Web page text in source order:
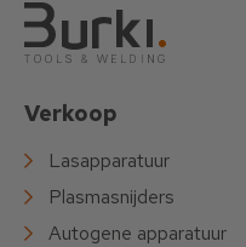
Verkoop
Lasapparatuur
Plasmasnijders
Autogene apparatuur